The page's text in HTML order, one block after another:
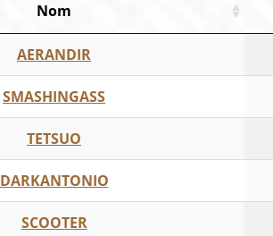
Nom
AERANDIR
SMASHINGASS
TETSUO
DARKANTONIO
SCOOTER